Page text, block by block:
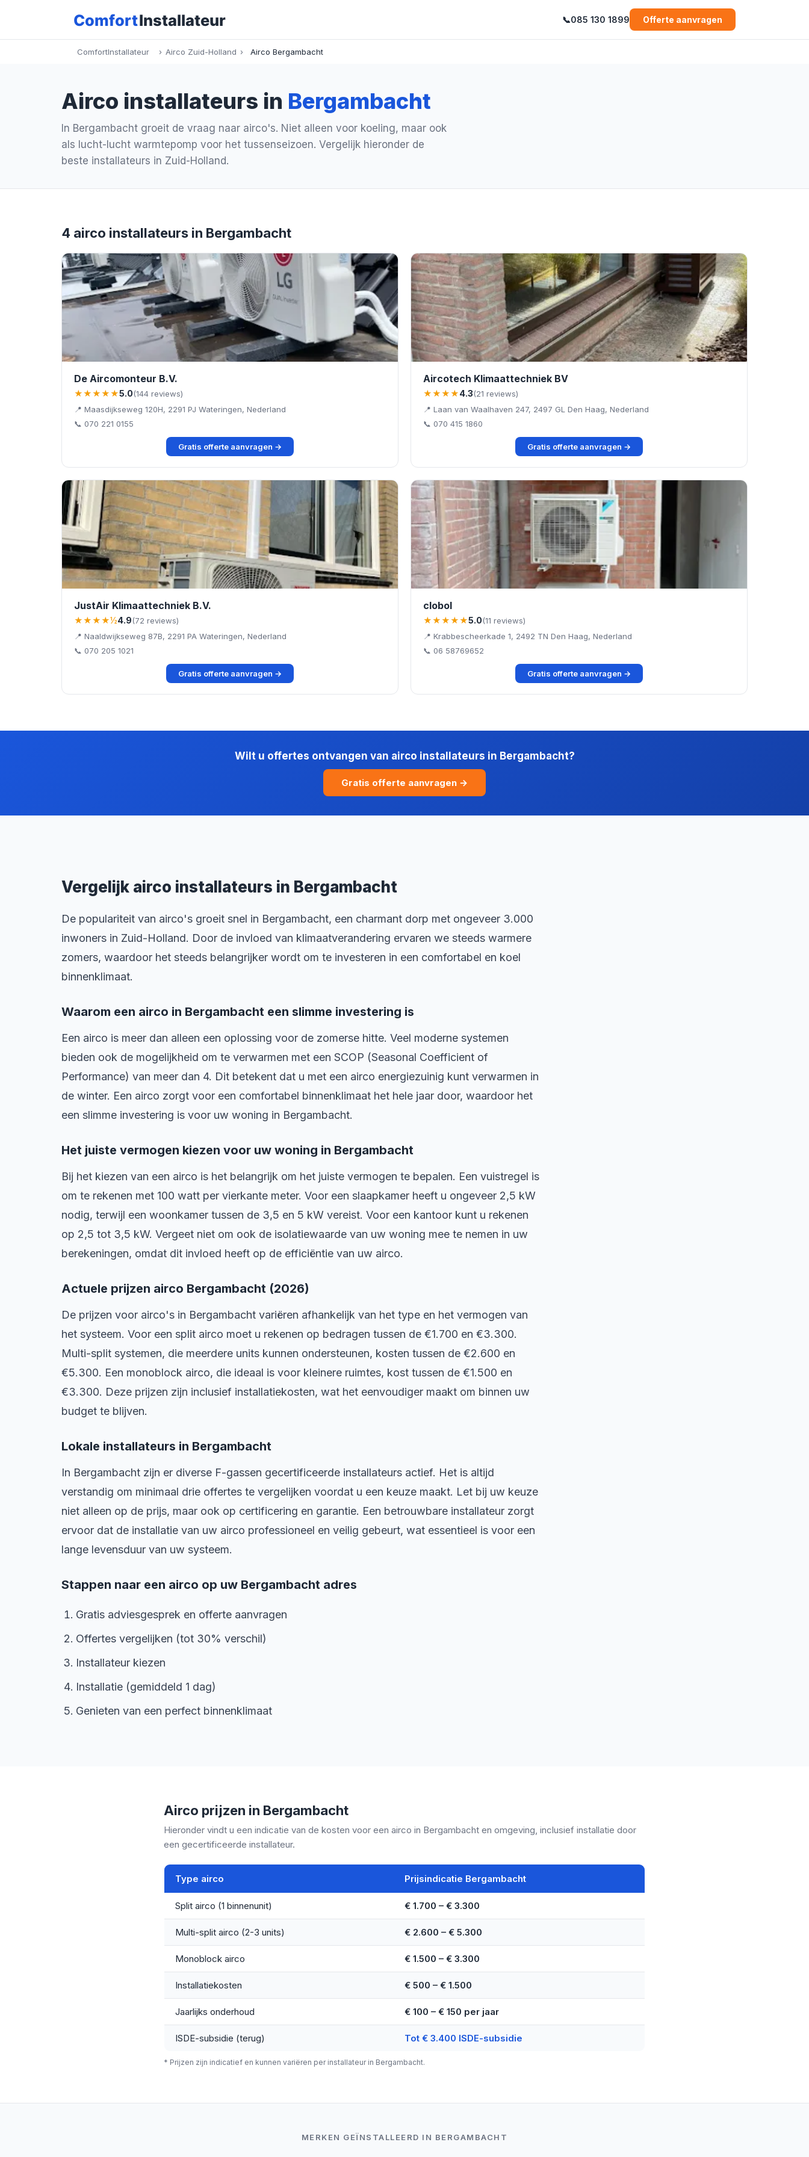
📞085 130 1899 Offerte aanvragen
ComfortInstallateur › Airco Zuid-Holland › Airco Bergambacht
Airco installateurs in Bergambacht
In Bergambacht groeit de vraag naar airco's. Niet alleen voor koeling, maar ook
als lucht-lucht warmtepomp voor het tussenseizoen. Vergelijk hieronder de
beste installateurs in Zuid-Holland.
4 airco installateurs in Bergambacht
De Aircomonteur B.V.
★★★★★5.0(144 reviews)
📍 Maasdijkseweg 120H, 2291 PJ Wateringen, Nederland
📞 070 221 0155
Gratis offerte aanvragen →
Aircotech Klimaattechniek BV
★★★★4.3(21 reviews)
📍 Laan van Waalhaven 247, 2497 GL Den Haag, Nederland
📞 070 415 1860
Gratis offerte aanvragen →
JustAir Klimaattechniek B.V.
★★★★½4.9(72 reviews)
📍 Naaldwijkseweg 87B, 2291 PA Wateringen, Nederland
📞 070 205 1021
Gratis offerte aanvragen →
clobol
★★★★★5.0(11 reviews)
📍 Krabbescheerkade 1, 2492 TN Den Haag, Nederland
📞 06 58769652
Gratis offerte aanvragen →
Wilt u offertes ontvangen van airco installateurs in Bergambacht?
Gratis offerte aanvragen →
Vergelijk airco installateurs in Bergambacht
De populariteit van airco's groeit snel in Bergambacht, een charmant dorp met ongeveer 3.000
inwoners in Zuid-Holland. Door de invloed van klimaatverandering ervaren we steeds warmere
zomers, waardoor het steeds belangrijker wordt om te investeren in een comfortabel en koel
binnenklimaat.
Waarom een airco in Bergambacht een slimme investering is
Een airco is meer dan alleen een oplossing voor de zomerse hitte. Veel moderne systemen
bieden ook de mogelijkheid om te verwarmen met een SCOP (Seasonal Coefficient of
Performance) van meer dan 4. Dit betekent dat u met een airco energiezuinig kunt verwarmen in
de winter. Een airco zorgt voor een comfortabel binnenklimaat het hele jaar door, waardoor het
een slimme investering is voor uw woning in Bergambacht.
Het juiste vermogen kiezen voor uw woning in Bergambacht
Bij het kiezen van een airco is het belangrijk om het juiste vermogen te bepalen. Een vuistregel is
om te rekenen met 100 watt per vierkante meter. Voor een slaapkamer heeft u ongeveer 2,5 kW
nodig, terwijl een woonkamer tussen de 3,5 en 5 kW vereist. Voor een kantoor kunt u rekenen
op 2,5 tot 3,5 kW. Vergeet niet om ook de isolatiewaarde van uw woning mee te nemen in uw
berekeningen, omdat dit invloed heeft op de efficiëntie van uw airco.
Actuele prijzen airco Bergambacht (2026)
De prijzen voor airco's in Bergambacht variëren afhankelijk van het type en het vermogen van
het systeem. Voor een split airco moet u rekenen op bedragen tussen de €1.700 en €3.300.
Multi-split systemen, die meerdere units kunnen ondersteunen, kosten tussen de €2.600 en
€5.300. Een monoblock airco, die ideaal is voor kleinere ruimtes, kost tussen de €1.500 en
€3.300. Deze prijzen zijn inclusief installatiekosten, wat het eenvoudiger maakt om binnen uw
budget te blijven.
Lokale installateurs in Bergambacht
In Bergambacht zijn er diverse F-gassen gecertificeerde installateurs actief. Het is altijd
verstandig om minimaal drie offertes te vergelijken voordat u een keuze maakt. Let bij uw keuze
niet alleen op de prijs, maar ook op certificering en garantie. Een betrouwbare installateur zorgt
ervoor dat de installatie van uw airco professioneel en veilig gebeurt, wat essentieel is voor een
lange levensduur van uw systeem.
Stappen naar een airco op uw Bergambacht adres
Gratis adviesgesprek en offerte aanvragen
Offertes vergelijken (tot 30% verschil)
Installateur kiezen
Installatie (gemiddeld 1 dag)
Genieten van een perfect binnenklimaat
Airco prijzen in Bergambacht
Hieronder vindt u een indicatie van de kosten voor een airco in Bergambacht en omgeving, inclusief installatie door
een gecertificeerde installateur.
Type airco Prijsindicatie Bergambacht
Split airco (1 binnenunit) € 1.700 – € 3.300
Multi-split airco (2-3 units) € 2.600 – € 5.300
Monoblock airco € 1.500 – € 3.300
Installatiekosten € 500 – € 1.500
Jaarlijks onderhoud € 100 – € 150 per jaar
ISDE-subsidie (terug) Tot € 3.400 ISDE-subsidie
* Prijzen zijn indicatief en kunnen variëren per installateur in Bergambacht.
MERKEN GEÏNSTALLEERD IN BERGAMBACHT